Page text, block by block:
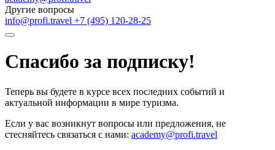
Другие вопросы
info@profi.travel +7 (495) 120-28-25
Спасибо за подписку!
Теперь вы будете в курсе всех последних событий и
актуальной информации в мире туризма.
Если у вас возникнут вопросы или предложения, не
стесняйтесь связаться с нами: academy@profi.travel